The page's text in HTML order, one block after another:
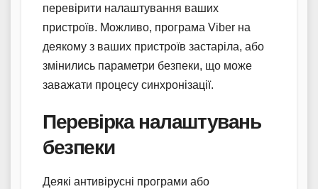
перевірити налаштування ваших
пристроїв. Можливо, програма Viber на
деякому з ваших пристроїв застаріла, або
змінились параметри безпеки, що може
заважати процесу синхронізації.
Перевірка налаштувань
безпеки
Деякі антивірусні програми або